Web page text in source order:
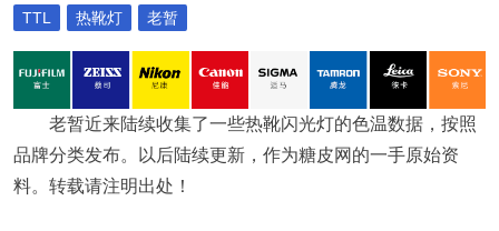
TTL
热靴灯 老暂
老暂近来陆续收集了一些热靴闪光灯的色温数据，按照
品牌分类发布。以后陆续更新，作为糖皮网的一手原始资
料。转载请注明出处！